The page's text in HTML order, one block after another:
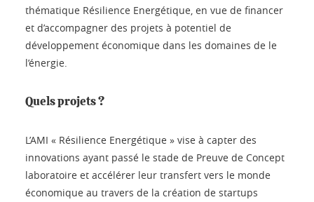
thématique Résilience Energétique, en vue de financer
et d’accompagner des projets à potentiel de
développement économique dans les domaines de le
l’énergie.
Quels projets ?
L’AMI « Résilience Energétique » vise à capter des
innovations ayant passé le stade de Preuve de Concept
laboratoire et accélérer leur transfert vers le monde
économique au travers de la création de startups